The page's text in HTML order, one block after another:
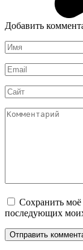
Добавить
Имя
*
Email
*
Сайт
Комментарий
Сохранить моё
последующих